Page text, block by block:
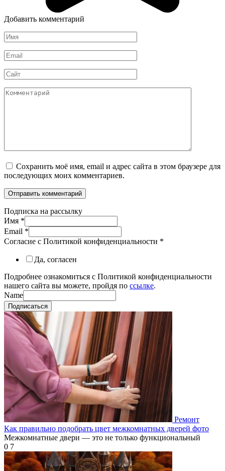
Добавить комментарий
Имя
*
Email
*
Сайт
Комментарий
Сохранить моё имя, email и адрес сайта в этом браузере для
последующих моих комментариев.
Подписка на рассылку
Имя *
Email *
Согласие с Политикой конфиденциальности *
Да, согласен
Подробнее ознакомиться с Политикой конфиденциальности
нашего сайта вы можете, пройдя по ссылке.
Name
Подписаться
Ремонт
Как правильно подобрать цвет межкомнатных дверей фото
Межкомнатные двери — это не только функциональный
0 7